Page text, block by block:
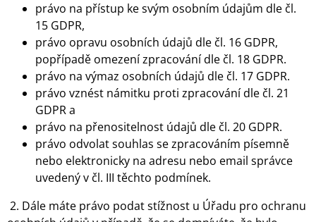
právo na přístup ke svým osobním údajům dle čl.
15 GDPR,
právo opravu osobních údajů dle čl. 16 GDPR,
popřípadě omezení zpracování dle čl. 18 GDPR.
právo na výmaz osobních údajů dle čl. 17 GDPR.
právo vznést námitku proti zpracování dle čl. 21
GDPR a
právo na přenositelnost údajů dle čl. 20 GDPR.
právo odvolat souhlas se zpracováním písemně
nebo elektronicky na adresu nebo email správce
uvedený v čl. III těchto podmínek.
2. Dále máte právo podat stížnost u Úřadu pro ochranu